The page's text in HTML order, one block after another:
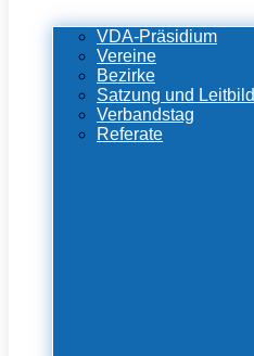
VDA-Präsidium
Vereine
Bezirke
Satzung und Leitbild
Verbandstag
Referate